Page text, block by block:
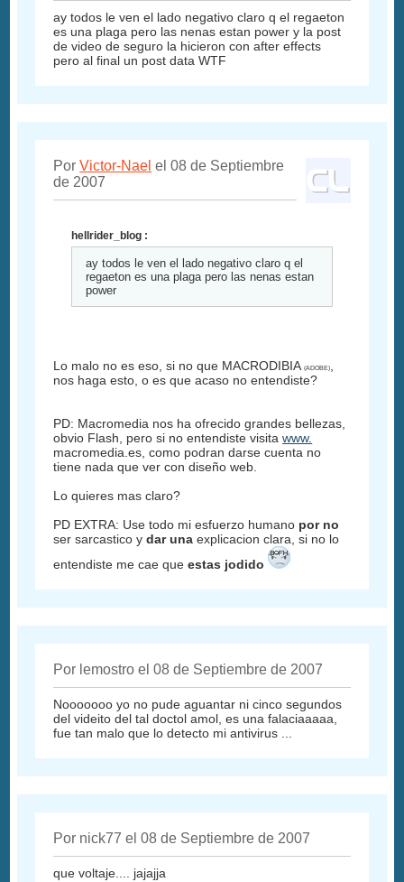
ay todos le ven el lado negativo claro q el regaeton
es una plaga pero las nenas estan power y la post
de video de seguro la hicieron con after effects
pero al final un post data WTF
PorVictor-Nael el 08 de Septiembre
de 2007
hellrider_blog :
ay todos le ven el lado negativo claro q el
regaeton es una plaga pero las nenas estan
power
Lo malo no es eso, si no que MACRODIBIA(ADOBE),
nos haga esto, o es que acaso no entendiste?
PD: Macromedia nos ha ofrecido grandes bellezas,
obvio Flash, pero si no entendiste visitawww.
macromedia.es, como podran darse cuenta no
tiene nada que ver con diseño web.
Lo quieres mas claro?
PD EXTRA: Use todo mi esfuerzo humano por no
ser sarcastico ydar una explicacion clara, si no lo
entendiste me cae queestas jodido
Por lemostro el 08 de Septiembre de 2007
Nooooooo yo no pude aguantar ni cinco segundos
del videito del tal doctol amol, es una falaciaaaaa,
fue tan malo que lo detecto mi antivirus ...
Por nick77 el 08 de Septiembre de 2007
que voltaje.... jajajja